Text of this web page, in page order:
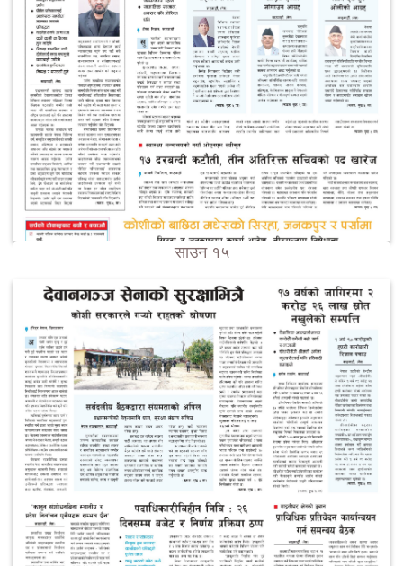
साउन १५